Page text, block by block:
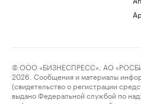
© ООО «БИЗНЕСПРЕСС», АО
2026. Сообщения и материалы
(свидетельство о регистрации
выдано Федеральной службой по